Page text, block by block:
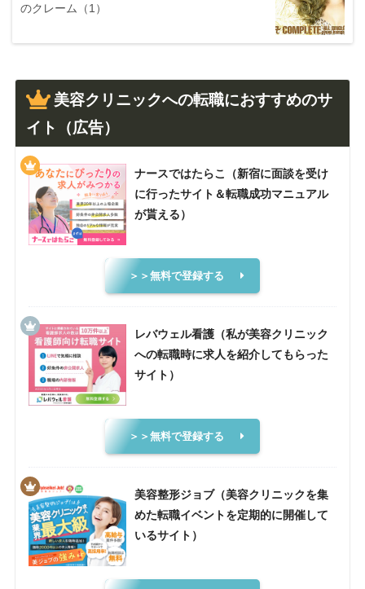
のクレーム（1）
美容クリニックへの転職におすすめのサ
イト（広告）
ナースではたらこ（新宿に面談を受け
に行ったサイト＆転職成功マニュアル
が貰える）
＞＞無料で登録する
レバウェル看護（私が美容クリニック
への転職時に求人を紹介してもらった
サイト）
＞＞無料で登録する
美容整形ジョブ（美容クリニックを集
めた転職イベントを定期的に開催して
いるサイト）